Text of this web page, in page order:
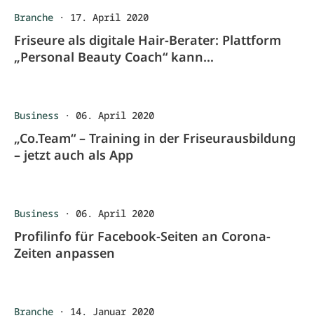
Branche · 17. April 2020
Friseure als digitale Hair-Berater: Plattform
„Personal Beauty Coach“ kann
Business · 06. April 2020
„Co.Team“ – Training in der Friseurausbildung
– jetzt auch als App
Business · 06. April 2020
Profilinfo für Facebook-Seiten an Corona-
Zeiten anpassen
Branche · 14. Januar 2020